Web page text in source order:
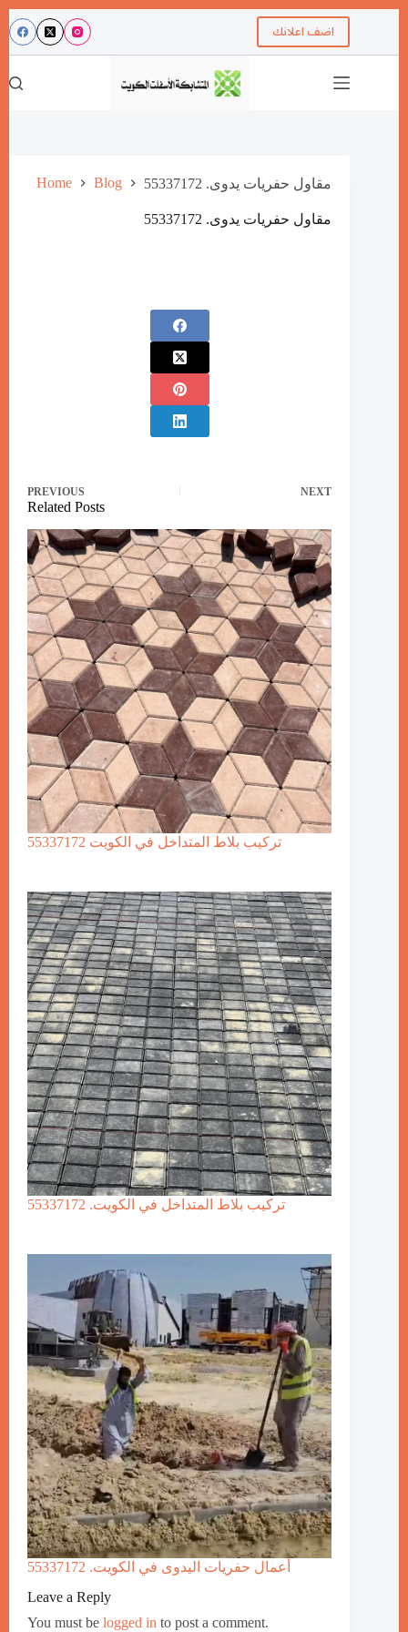
اضف اعلانك
Home Blog مقاول حفريات يدوى. 55337172
مقاول حفريات يدوى. 55337172
PREVIOUS NEXT
Related Posts
تركيب بلاط المتداخل في الكويت 55337172
تركيب بلاط المتداخل في الكويت. 55337172
أعمال حفريات اليدوى في الكويت. 55337172
Leave a Reply
You must be logged in to post a comment.